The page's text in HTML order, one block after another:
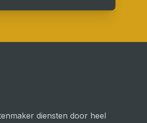
diensten door heel